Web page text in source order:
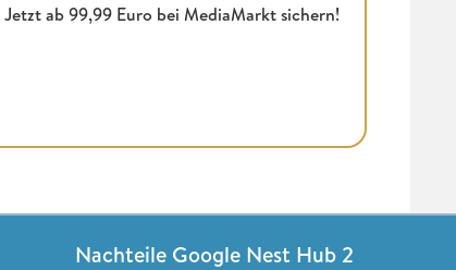
Jetzt ab 99,99 Euro bei MediaMarkt sichern!
Nachteile Google Nest Hub 2